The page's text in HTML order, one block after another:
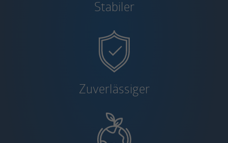
Stabiler
Zuverlässiger